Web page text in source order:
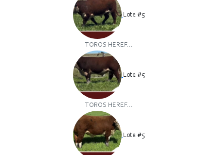
Lote #5
TOROS HEREF...
Lote #5
TOROS HEREF...
Lote #5